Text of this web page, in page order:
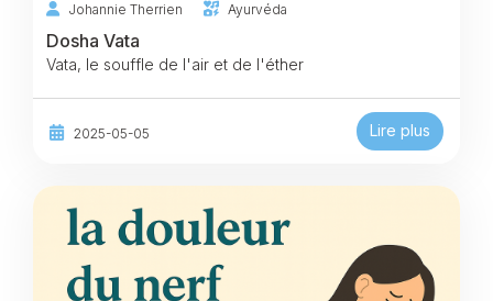
Johannie Therrien Ayurvéda
Dosha Vata
Vata, le souffle de l'air et de l'éther
2025-05-05 Lire plus